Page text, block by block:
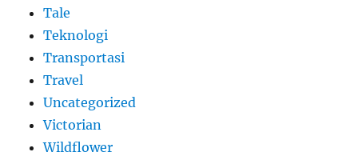
Tale
Teknologi
Transportasi
Travel
Uncategorized
Victorian
Wildflower